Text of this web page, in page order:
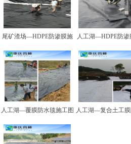
尾矿渣场—HDPE防渗膜施
工图例二
人工湖—HDPE防渗
图例一
人工湖—覆膜防水毯施工图
例
人工湖—复合土工